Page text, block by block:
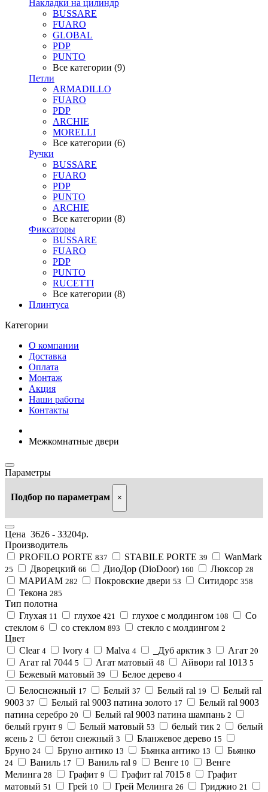
Накладки на цилиндр
BUSSARE
FUARO
GLOBAL
PDP
PUNTO
Все категории (9)
Петли
ARMADILLO
FUARO
PDP
ARCHIE
MORELLI
Все категории (6)
Ручки
BUSSARE
FUARO
PDP
PUNTO
ARCHIE
Все категории (8)
Фиксаторы
BUSSARE
FUARO
PDP
PUNTO
RUCETTI
Все категории (8)
Плинтуса
Категории
О компании
Доставка
Оплата
Монтаж
Акция
Наши работы
Контакты
Межкомнатные двери
Параметры
Подбор по параметрам ×
Цена 3626 - 33204р.
Производитель
PROFILO PORTE 837 STABILE PORTE 39 WanMark
25 Дворецкий 66 ДиоДор (DioDoor) 160 Люксор 28
МАРИАМ 282 Покровские двери 53 Ситидорс 358
Текона 285
Тип полотна
Глухая 11 глухое 421 глухое с молдингом 108
Со
стеклом 6 со стеклом 893 стекло с молдингом 2
Цвет
Clear 4 lvory 4 Malva 4 _Дуб арктик 3 Агат 20
Агат ral 7044 5 Агат матовый 48 Айвори ral 1013 5
Бежевый матовый 39 Белое дерево 4
Белоснежный 17 Белый 37 Белый ral 19
Белый ral
9003 37 Белый ral 9003 патина золото 17
Белый ral 9003
патина серебро 20 Белый ral 9003 патина шампань 2
белый грунт 9 Белый матовый 53 белый тик 2
белый
ясень 2 бетон снежный 3 Бланжевое дерево 15
Бруно 24 Бруно антико 13 Бъянка антико 13 Бьянко
24 Ваниль 17 Ваниль ral 9 Венге 10
Венге
Мелинга 28 Графит 9 Графит ral 7015 8
Графит
матовый 51 Грей 10 Грей Мелинга 26 Гриджио 21